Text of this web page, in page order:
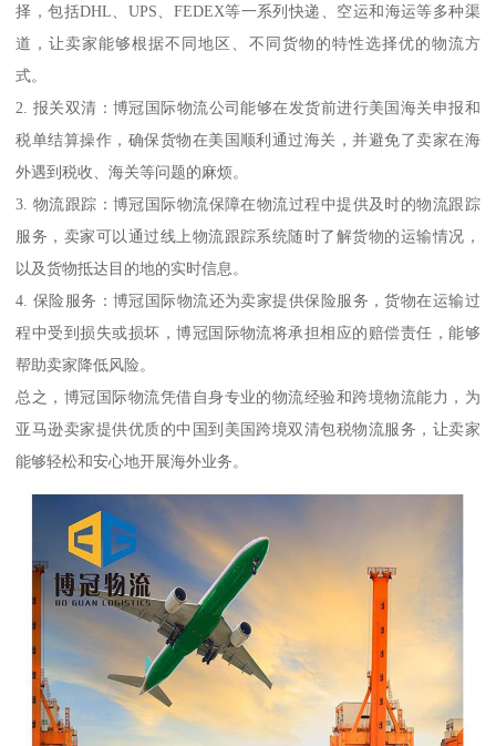
择，包括DHL、UPS、FEDEX等一系列快递、空运和海运等多种渠
道，让卖家能够根据不同地区、不同货物的特性选择优的物流方
式。
2. 报关双清：博冠国际物流公司能够在发货前进行美国海关申报和
税单结算操作，确保货物在美国顺利通过海关，并避免了卖家在海
外遇到税收、海关等问题的麻烦。
3. 物流跟踪：博冠国际物流保障在物流过程中提供及时的物流跟踪
服务，卖家可以通过线上物流跟踪系统随时了解货物的运输情况，
以及货物抵达目的地的实时信息。
4. 保险服务：博冠国际物流还为卖家提供保险服务，货物在运输过
程中受到损失或损坏，博冠国际物流将承担相应的赔偿责任，能够
帮助卖家降低风险。
总之，博冠国际物流凭借自身专业的物流经验和跨境物流能力，为
亚马逊卖家提供优质的中国到美国跨境双清包税物流服务，让卖家
能够轻松和安心地开展海外业务。